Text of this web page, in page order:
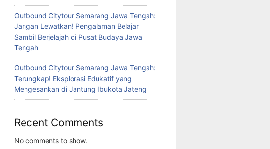
Outbound Citytour Semarang Jawa Tengah:
Jangan Lewatkan! Pengalaman Belajar
Sambil Berjelajah di Pusat Budaya Jawa
Tengah
Outbound Citytour Semarang Jawa Tengah:
Terungkap! Eksplorasi Edukatif yang
Mengesankan di Jantung Ibukota Jateng
Recent Comments
No comments to show.